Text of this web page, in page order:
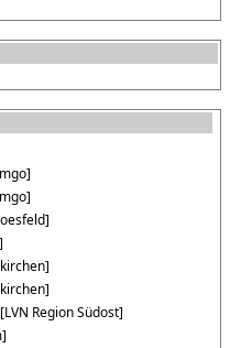
Region Südost]